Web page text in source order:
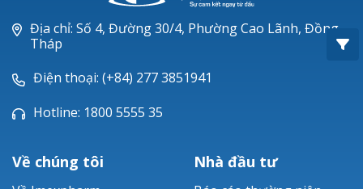
Piperacillin
Ticarlinat®
Zobacta®
Bacsulfo®
Địa chỉ: Số 4, Đường 30/4, Phường Cao Lãnh, Đồng
Tháp
Điện thoại: (+84) 277 3851941
Hotline: 1800 5555 35
Về chúng tôi Nhà đầu tư